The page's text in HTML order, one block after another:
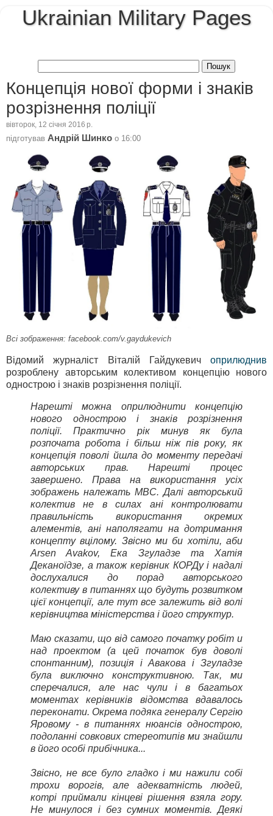
Ukrainian Military Pages
Концепція нової форми і знаків
розрізнення поліції
вівторок, 12 січня 2016 р.
підготував Андрій Шинко о 16:00
Всі зображення: facebook.com/v.gaydukevich
Відомий журналіст Віталій Гайдукевич оприлюднив
розроблену авторським колективом концепцію нового
однострою і знаків розрізнення поліції.
Нарешті можна оприлюднити концепцію
нового однострою і знаків розрізнення
поліції. Практично рік минув як була
розпочата робота і більш ніж пів року, як
концепція поволі йшла до моменту передачі
авторських прав. Нарешті процес
завершено. Права на використання усіх
зображень належать МВС. Далі авторський
колектив не в силах ані контролювати
правильність використання окремих
алементів, ані наполягати на дотримання
концепту вцілому. Звісно ми би хотіли, аби
Arsen Avakov, Ека Згуладзе та Хатія
Деканоїдзе, а також керівник КОРДу і надалі
дослухалися до порад авторського
колективу в питаннях що будуть розвитком
цієї концепції, але тут все залежить від волі
керівництва міністерства і його структур.
Маю сказати, що від самого початку робіт и
над проектом (а цей початок був доволі
спонтанним), позиція і Авакова і Згуладзе
була виключно конструктивною. Так, ми
сперечалися, але нас чули і в багатьох
моментах керівників відомства вдавалось
переконати. Окрема подяка генералу Сергію
Яровому - в питаннях нюансів однострою,
подоланні совкових стереотипів ми знайшли
в його особі прибічника...
Звісно, не все було гладко і ми нажили собі
трохи ворогів, але адекватність людей,
котрі приймали кінцеві рішення взяла гору.
Не минулося і без сумних моментів. Деякі